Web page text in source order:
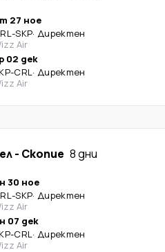
27 ное
-SKP· Директен
Air
02 дек
-CRL· Директен
Air
- Скопие 8 дни
30 ное
-SKP· Директен
Air
07 дек
-CRL· Директен
Air